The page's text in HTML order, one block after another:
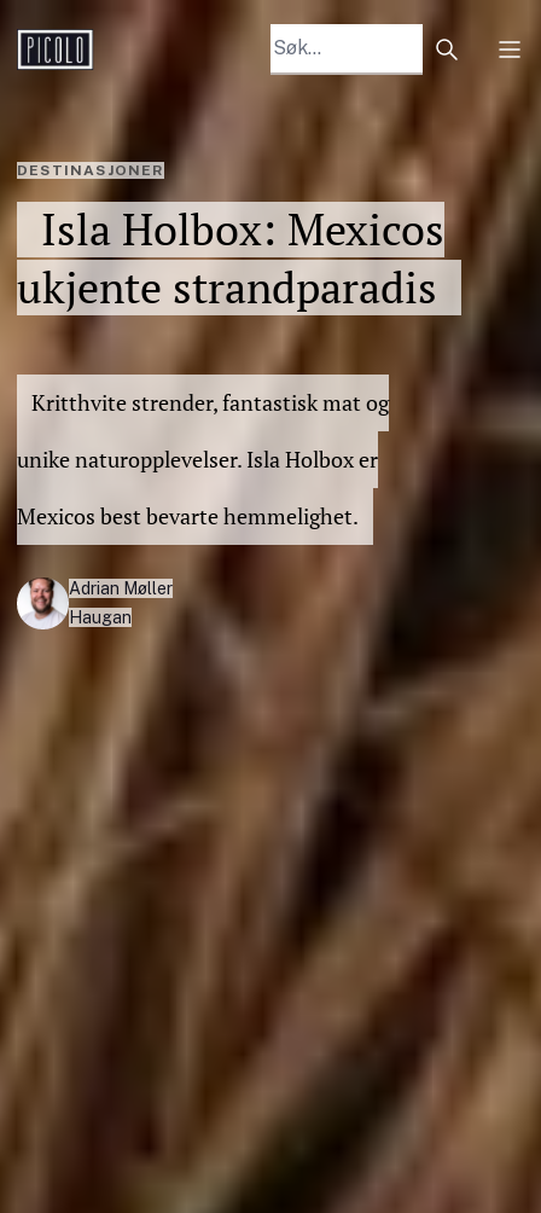
DESTINASJONER
Isla Holbox: Mexicos
ukjente strandparadis
Kritthvite strender, fantastisk mat og
unike naturopplevelser. Isla Holbox er
Mexicos best bevarte hemmelighet.
Adrian Møller
Haugan